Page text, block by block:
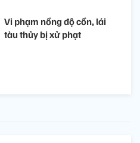
Vi phạm nồng độ cồn, lái
tàu thủy bị xử phạt